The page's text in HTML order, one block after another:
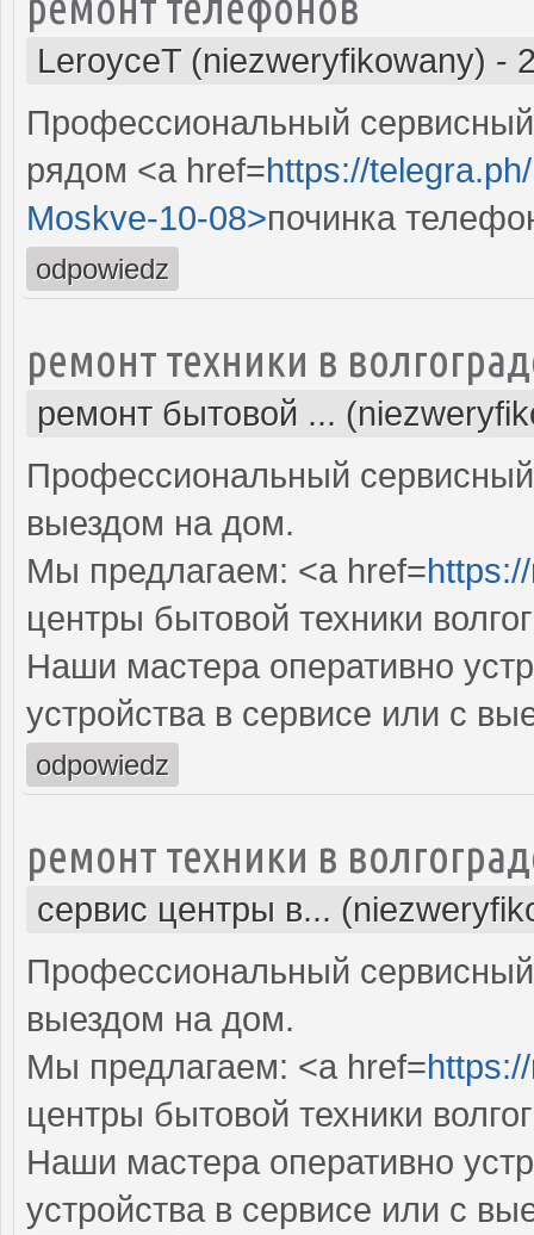
LeroyceT (niezweryfikowany) -
Профессиональный
рядом <a href=https://
Moskve-10-08>починка
odpowiedz
ремонт техники в
ремонт бытовой ...
Профессиональный
выездом на дом.
Мы предлагаем: <a href=
центры бытовой техники
Наши мастера оперативно
устройства в сервисе или с
odpowiedz
ремонт техники в
сервис центры в...
Профессиональный
выездом на дом.
Мы предлагаем: <a href=
центры бытовой техники
Наши мастера оперативно
устройства в сервисе или с